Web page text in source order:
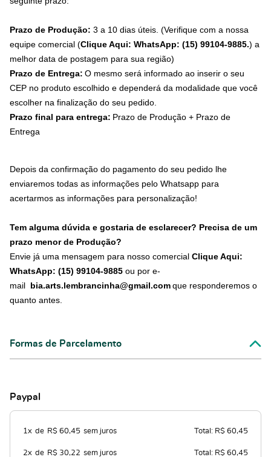
Prazo de Produção: 3 a 10 dias úteis. (Verifique com a nossa
equipe comercial (Clique Aqui: WhatsApp: (15) 99104-9885.) a
melhor data de postagem para sua região)
Prazo de Entrega: O mesmo será informado ao inserir o seu
CEP no produto escolhido e dependerá da modalidade que você
escolher na finalização do seu pedido.
Prazo final para entrega: Prazo de Produção + Prazo de
Entrega
Depois da confirmação do pagamento do seu pedido lhe
enviaremos todas as informações pelo Whatsapp para
acertarmos as informações para personalização!
Tem alguma dúvida e gostaria de esclarecer? Precisa de um
prazo menor de Produção?
Envie já uma mensagem para nosso comercial Clique Aqui:
WhatsApp: (15) 99104-9885 ou por e-
mail bia.arts.lembrancinha@gmail.comque responderemos o
quanto antes.
Formas de Parcelamento
Paypal
1x de R$ 60,45 sem juros Total: R$ 60,45
2x de R$ 30,22 sem juros Total: R$ 60,45